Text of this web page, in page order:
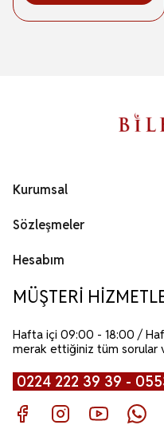
Kurumsal
Sözleşmeler
Hesabım
MÜŞTERİ
Hafta içi 09:00 - 18:00 /
merak ettiğiniz tüm sorular
0224 222 39 39 -